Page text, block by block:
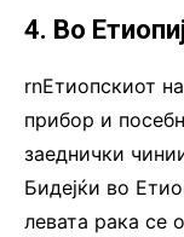
4. Во
rnЕтиопскиот
прибор и
заеднички
Бидејќи во
левата рака се